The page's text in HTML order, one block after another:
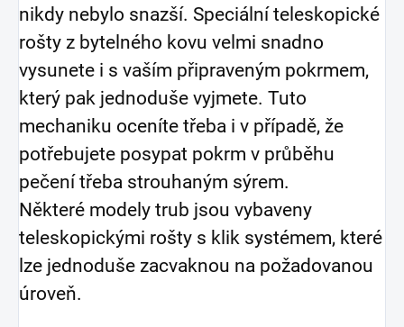
nikdy nebylo snazší. Speciální teleskopické
rošty z bytelného kovu velmi snadno
vysunete i s vaším připraveným pokrmem,
který pak jednoduše vyjmete. Tuto
mechaniku oceníte třeba i v případě, že
potřebujete posypat pokrm v průběhu
pečení třeba strouhaným sýrem.
Některé modely trub jsou vybaveny
teleskopickými rošty s klik systémem, které
lze jednoduše zacvaknou na požadovanou
úroveň.